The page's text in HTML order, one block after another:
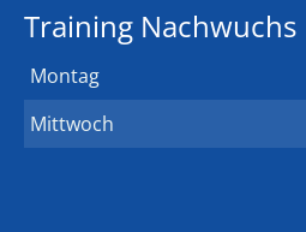
Training Nachwuchs
Montag
Mittwoch